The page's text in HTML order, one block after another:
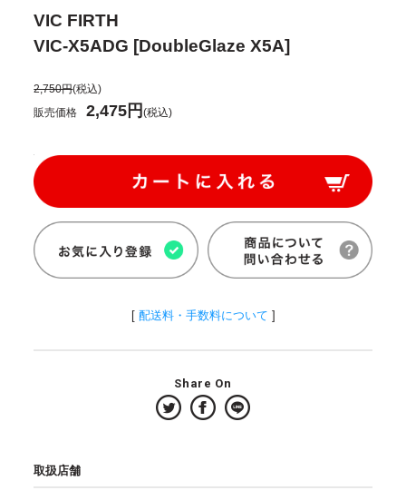
VIC FIRTH
VIC-X5ADG [DoubleGlaze X5A]
2,750円(税込)
販売価格
2,475円(税込)
[ 配送料・手数料について ]
Share On
取扱店舗